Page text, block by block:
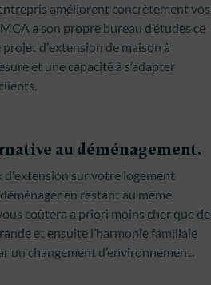
améliorent concrètement vos
a son propre bureau d’études ce
d'extension de maison à
et une capacité à s’adapter
au déménagement.
d'extension sur votre logement
en restant au même
coûtera a priori moins cher que de
et ensuite l’harmonie familiale
un changement d’environnement.